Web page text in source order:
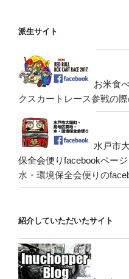
派生サイト
お米食
クスカートレース参戦の
水戸市
保全会便りfacebookページ
水・環境保全会便りの
紹介していただいたサイト